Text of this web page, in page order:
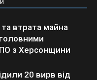
втрата майна
з Херсонщини
20 вирв від